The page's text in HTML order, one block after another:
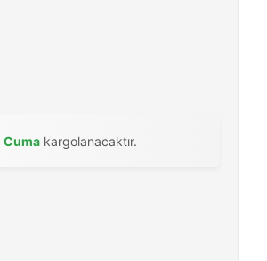
Cuma kargolanacaktır.